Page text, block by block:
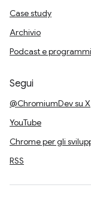
Case study
Archivio
Podcast e programmi
Segui
@ChromiumDev su X
YouTube
Chrome per gli
RSS